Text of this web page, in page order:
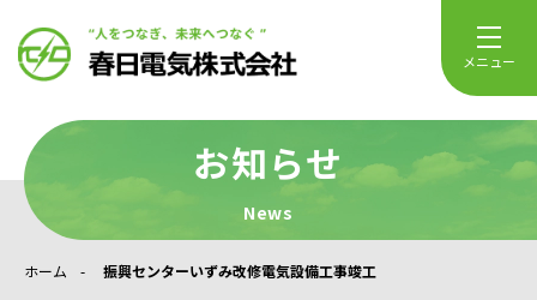
メニュー
お知らせ
News
ホーム 振興センターいずみ改修電気設備工事竣工